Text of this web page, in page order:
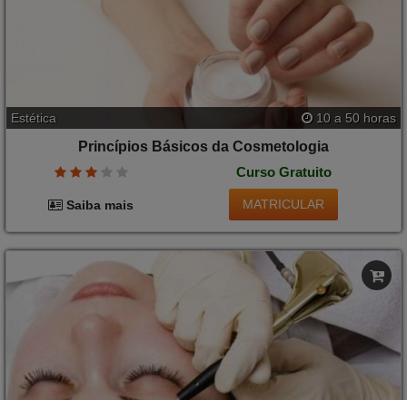
Estética 10 a 50 horas
Princípios Básicos da Cosmetologia
Curso Gratuito
Saiba mais MATRICULAR